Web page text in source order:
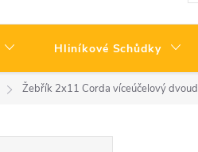
Hliníkové Schůdky
Žebřík 2x11 Corda víceúčelový